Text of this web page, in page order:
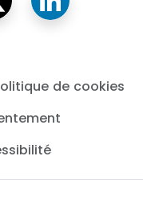
de cookies